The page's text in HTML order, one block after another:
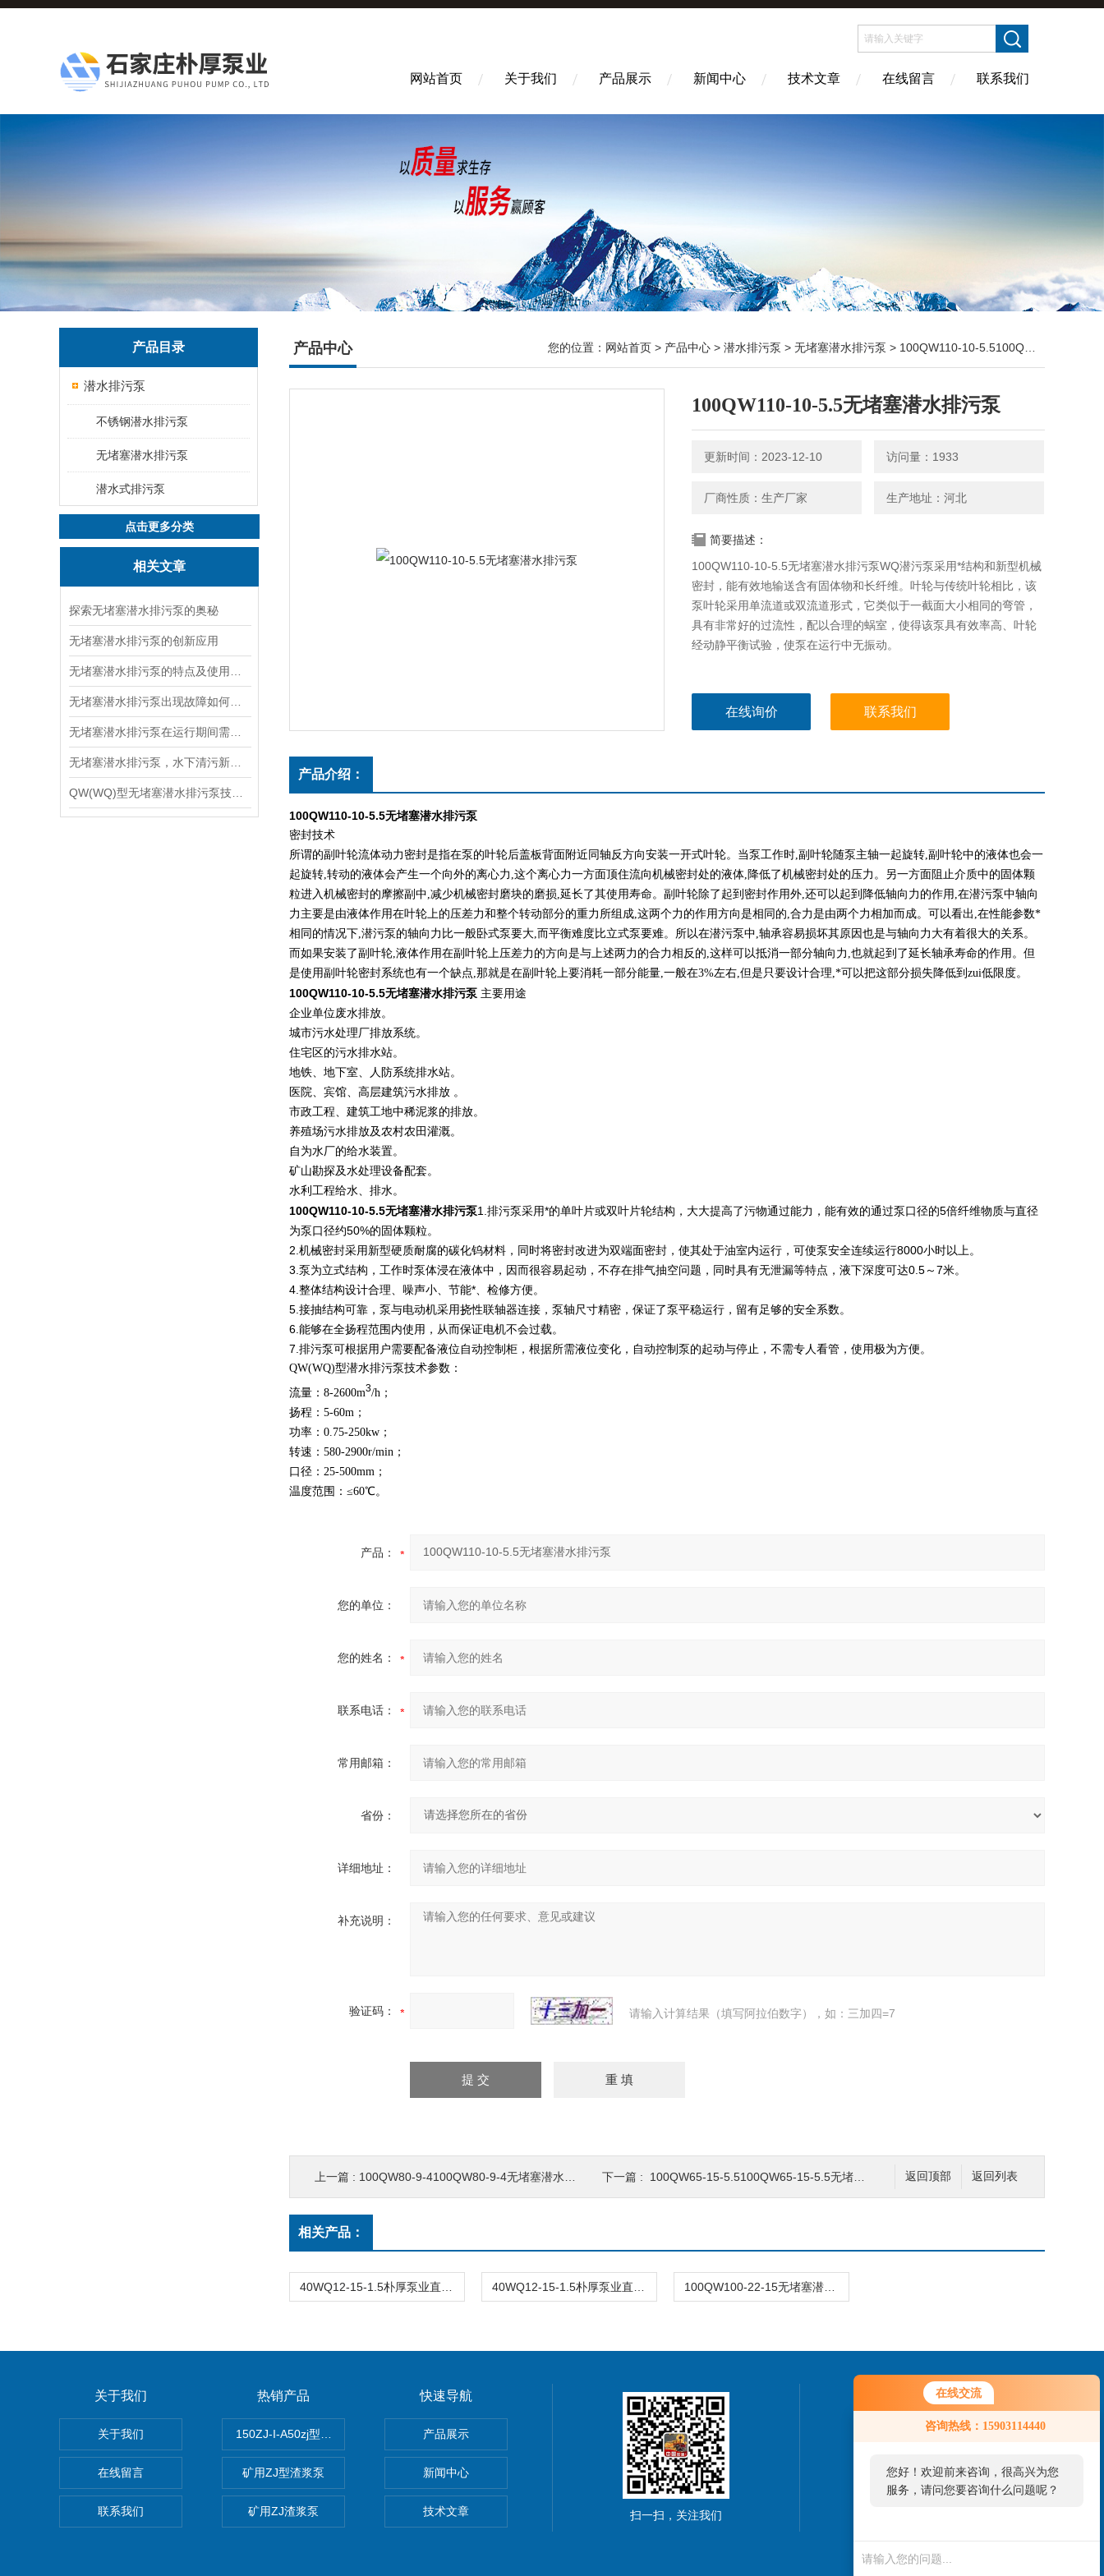
在线交流
咨询热线：15903114440
您好！欢迎前来咨询，很高兴为您
服务，请问您要咨询什么问题呢？
网站首页 关于我们 产品展示 新闻中心 技术文章 在线留言 联系我们
产品目录
潜水排污泵
不锈钢潜水排污泵
无堵塞潜水排污泵
潜水式排污泵
点击更多分类
相关文章
探索无堵塞潜水排污泵的奥秘
无堵塞潜水排污泵的创新应用
产品中心 您的位置： 网站首页 > 产品中心 > 潜水排污泵 > 无堵塞潜水排污泵 > 100QW110-10-5.5100QW110-10-5.5无堵塞潜水排污泵
100QW110-10-5.5无堵塞潜水排污泵
更新时间：2023-12-10 访问量：1933
厂商性质：生产厂家 生产地址：河北
简要描述：
100QW110-10-5.5无堵塞潜水排污泵WQ潜污泵采用*结构和新型机械
密封，能有效地输送含有固体物和长纤维。叶轮与传统叶轮相比，该
泵叶轮采用单流道或双流道形式，它类似于一截面大小相同的弯管，
具有非常好的过流性，配以合理的蜗室，使得该泵具有效率高、叶轮
经动静平衡试验，使泵在运行中无振动。
在线询价 联系我们
产品介绍：
100QW110-10-5.5无堵塞潜水排污泵
密封技术
所谓的副叶轮流体动力密封是指在泵的叶轮后盖板背面附近同轴反方向安装一开式叶轮。当泵工作时,副叶轮随泵主轴一起旋转,副叶轮中的液体也会一
起旋转,转动的液体会产生一个向外的离心力 ,这个离心力一方面顶住流向机械密封处的液体, 降低了机械密封处的压力。另一方面阻止介质中的固体颗
粒进入机械密封的摩擦副中,减少机械密封磨块的磨损,延长了其使用寿命。副叶轮除了起到密封作用外,还可以起到降低轴向力的作用 ,在潜污泵中轴向
力主要是由液体作用在叶轮上的压差力和整个转动部分的重力所组成,这两个力的作用方向是相同的,合力是由两个力相加而成。可以看出 ,在性能参数*
相同的情况下,潜污泵的轴向力比一般卧式泵要大,而平衡难度比立式泵要难。所以在潜污泵中,轴承容易损坏其原因也是与轴向力大有着很大的关系。
而如果安装了副叶轮,液体作用在副叶轮上压差力的方向是与上述两力的合力相反的,这样可以抵消一部分轴向力 ,也就起到了延长轴承寿命的作用。但
是使用副叶轮密封系统也有一个缺点,那就是在副叶轮上要消耗一部分能量,一般在3%左右,但是只要设计合理,*可以把这部分损失降低到zui低限度。
100QW110-10-5.5无堵塞潜水排污泵 主要用途
企业单位废水排放。
城市污水处理厂排放系统。
住宅区的污水排水站。
地铁、地下室、人防系统排水站。
医院、宾馆、高层建筑污水排放 。
市政工程、建筑工地中稀泥浆的排放。
养殖场污水排放及农村农田灌溉。
自为水厂的给水装置。
矿山勘探及水处理设备配套。
水利工程给水、排水。
100QW110-10-5.5无堵塞潜水排污泵1.排污泵采用*的单叶片或双叶片轮结构，大大提高了污物通过能力，能有效的通过泵口径的5倍纤维物质与直径
为泵口径约50%的固体颗粒。
2.机械密封采用新型硬质耐腐的碳化钨材料，同时将密封改进为双端面密封，使其处于油室内运行，可使泵安全连续运行8000小时以上。
3.泵为立式结构，工作时泵体浸在液体中，因而很容易起动，不存在排气抽空问题，同时具有无泄漏等特点，液下深度可达0.5～7米。
4.整体结构设计合理、噪声小、节能*、检修方便。
5.接抽结构可靠，泵与电动机采用挠性联轴器连接，泵轴尺寸精密，保证了泵平稳运行，留有足够的安全系数。
6.能够在全扬程范围内使用，从而保证电机不会过载。
7.排污泵可根据用户需要配备液位自动控制柜，根据所需液位变化，自动控制泵的起动与停止，不需专人看管，使用极为方便。
QW(WQ)型潜水排污泵技术参数：
流量：8-2600m3/h；
扬程：5-60m；
功率：0.75-250kw；
转速：580-2900r/min；
口径：25-500mm；
温度范围：≤60℃。
产品：
您的单位：
您的姓名：
联系电话：
常用邮箱：
省份：
详细地址：
补充说明：
验证码： 请输入计算结果（填写阿拉伯数字），如：三加四=7
返回列表
返回顶部
上一篇 : 100QW80-9-4100QW80-9-4无堵塞潜水排污泵 下一篇 : 100QW65-15-5.5100QW65-15-5.5无堵塞潜水排污泵
相关产品：
关于我们
关于我们
在线留言
联系我们
热销产品
150ZJ-I-A50zj型渣浆泵
矿用ZJ型渣浆泵
矿用ZJ渣浆泵
快速导航
产品展示
新闻中心
技术文章 扫一扫，关注我们
联系我们
13722882123